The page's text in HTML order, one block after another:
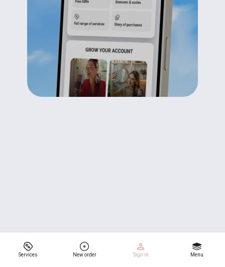
Services New order Sign in Menu